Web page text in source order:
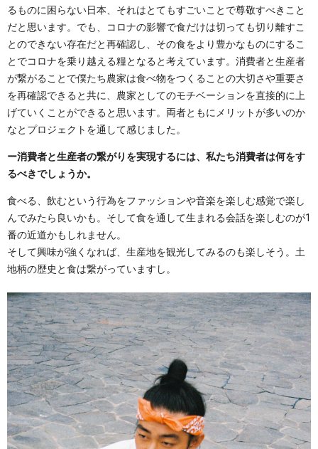
るものに困らない日本、それはとてもすごいことで尊敬すべきこと
だと思います。でも、コロナの影響で食だけは切っても切り離すこ
とのできない存在だと再確認し、その食をより豊かなものにするこ
とでコロナを乗り越える糧となると考えています。消費者と生産者
が繋がることで僕たち農家は食べ物をつくることの大切さや重要さ
を再確認できると共に、農家としてのモチベーションを直接的に上
げていくことができると思います。両者ともにメリットが多いのか
なとプロジェクトを通して感じました。
ー消費者と生産者の繋がりを実現するには、私たち消費者は何をす
るべきでしょうか。
食べる、飲むという行為をファッションや音楽を楽しむ感覚で楽し
んでみたら良いかも。そして食を通して生まれる会話を楽しむのが1
番の近道かもしれません。
そして興味が強くなれば、生産地を観光してみるのも楽しそう。土
地柄の歴史と食は繋がっていますし。